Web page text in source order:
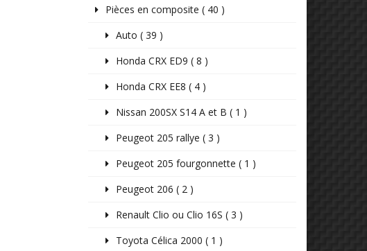
Pièces en composite ( 40 )
Auto ( 39 )
Honda CRX ED9 ( 8 )
Honda CRX EE8 ( 4 )
Nissan 200SX S14 A et B ( 1 )
Peugeot 205 rallye ( 3 )
Peugeot 205 fourgonnette ( 1 )
Peugeot 206 ( 2 )
Renault Clio ou Clio 16S ( 3 )
Toyota Célica 2000 ( 1 )